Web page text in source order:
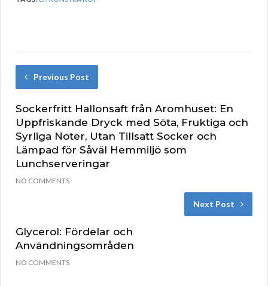
Previous Post
Sockerfritt Hallonsaft från Aromhuset: En
Uppfriskande Dryck med Söta, Fruktiga och
Syrliga Noter, Utan Tillsatt Socker och
Lämpad för Såväl Hemmiljö som
Lunchserveringar
NO COMMENTS
Next Post
Glycerol: Fördelar och
Användningsområden
NO COMMENTS